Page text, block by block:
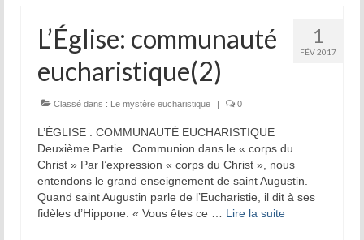
1
FÉV 2017
L’Église: communauté
eucharistique(2)
Classé dans : Le mystère eucharistique 0
L’ÉGLISE : COMMUNAUTÉ EUCHARISTIQUE
Deuxième Partie Communion dans le « corps du
Christ » Par l’expression « corps du Christ », nous
entendons le grand enseignement de saint Augustin.
Quand saint Augustin parle de l’Eucharistie, il dit à ses
fidèles d’Hippone: « Vous êtes ce … Lire la suite­­